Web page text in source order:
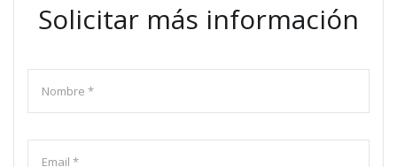
Solicitar más información